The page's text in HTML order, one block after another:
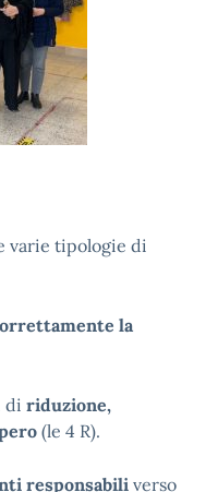
varie tipologie di
la
di riduzione,
(le 4 R).
responsabili verso